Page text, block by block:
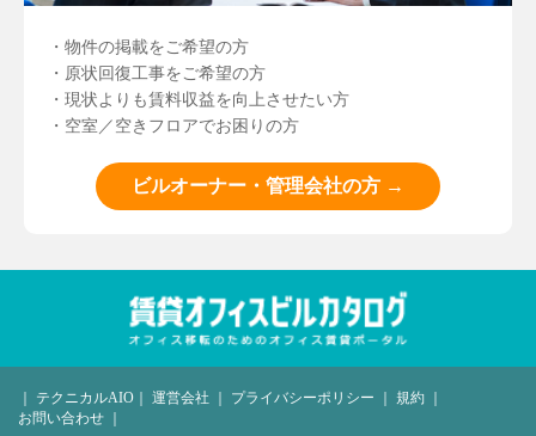
・物件の掲載をご希望の方
・原状回復工事をご希望の方
・現状よりも賃料収益を向上させたい方
・空室／空きフロアでお困りの方
ビルオーナー・管理会社の方 →
｜ テクニカルAIO ｜ 運営会社 ｜ プライバシーポリシー ｜ 規約 ｜
お問い合わせ ｜